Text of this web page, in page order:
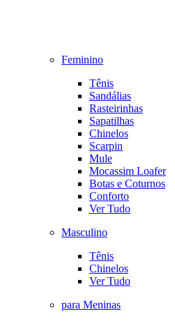
Feminino
Tênis
Sandálias
Rasteirinhas
Sapatilhas
Chinelos
Scarpin
Mule
Mocassim Loafer
Botas e Coturnos
Conforto
Ver Tudo
Masculino
Tênis
Chinelos
Ver Tudo
para Meninas